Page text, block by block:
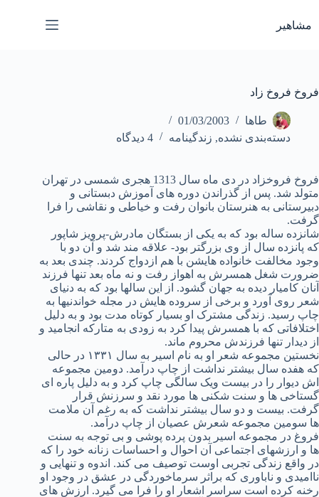
محتوا
مشاهیر
فروخ فروخ زاد
طاها
01/03/2003
دسته‌بندی نشده, زندگینامه 4 دیدگاه
فروخ فروخزاد در دی ماه سال 1313 هجری شمسی در تهران
متولد شد. پس از گذراندن دوره های آموزش دبستانی و
دبیرستانی به هنرستان بانوان رفت و خیاطی و نقاشی را فرا
گرفت.
شانزده ساله بود که به یکی از بستگان مادرش-پرویز شاپور
که پانزده سال از وی بزرگتر بود- علاقه مند شد و آن دو با
وجود مخالفت خانواده هایشن با هم ازدواج کردند. چندی بعد به
ضرورت شغل همسرش به اهواز رفت و نه ماه بعد تنها فرزند
آنان کامیار دیده به جهان گشود. از این سالها بود که به دنیای
شعر روی آورد و برخی از سروده هایش در مجله خواندنیها به
چاپ رسید. زندگی مشترک او بسیار کوتاه مدت بود و به دلیل
اختلافاتی که با همسرش پیدا کرد به زودی به متارکه انجامید و
از دیدار تنها فرزندش محروم ماند.
نخستین مجموعه شعر او به نام اسیر به سال ۱۳۳۱ در حالی
که هفده سال بیشتر نداشت از چاپ درآمد. دومین مجموعه
اش دیوار را در بیست ویک سالگی چاپ کرد و به دلیل پاره ای
گستاخی ها و سنت شکنی ها مورد نقد و سرزنش قرار
گرفت. بیست و دو سال بیشتر نداشت که به رغم آن ملامت
ها سومین مجموعه شعرش عصیان از چاپ درآمد.
فروغ در مجموعه اسیر بدون پرده پوشی و بی توجه به سنت
ها و ارزشهای اجتماعی آن احوال و احساسات زنانه خود را که
در واقع زندگی تجربی اوست توصیف می کند. اندوه و تنهایی و
ناامیدی و ناباوری که براثر سرماخوردگی در عشق در وجود او
رخنه کرده است سراسر اشعار او را فرا می گیرد. ارزش های